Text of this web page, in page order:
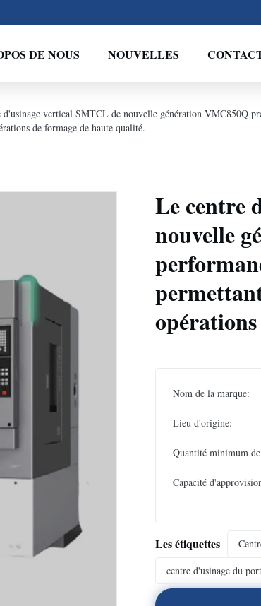
DE NOUS NOUVELLES
d'usinage vertical SMTCL de nouvelle génération VMC850Q
de formage de haute qualité.
Le centre
nouvelle
Nom de la marque:
Lieu d'origine:
Quantité minimum
Capacité
Les étiquettes
centre d'usinage du